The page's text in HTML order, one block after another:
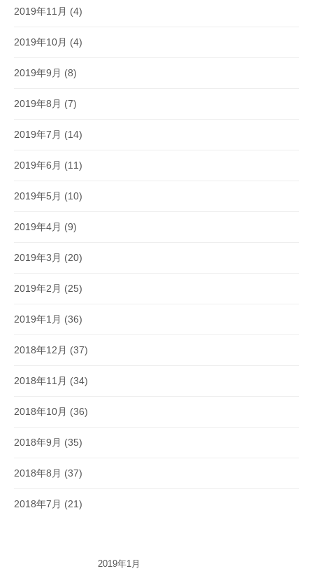
2019年11月 (4)
2019年10月 (4)
2019年9月 (8)
2019年8月 (7)
2019年7月 (14)
2019年6月 (11)
2019年5月 (10)
2019年4月 (9)
2019年3月 (20)
2019年2月 (25)
2019年1月 (36)
2018年12月 (37)
2018年11月 (34)
2018年10月 (36)
2018年9月 (35)
2018年8月 (37)
2018年7月 (21)
2019年1月